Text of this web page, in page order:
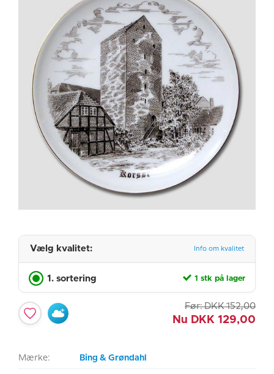
Vælg kvalitet: Info om kvalitet
1. sortering 1 stk på lager
Før: DKK 152,00
Nu DKK 129,00
Mærke: Bing & Grøndahl